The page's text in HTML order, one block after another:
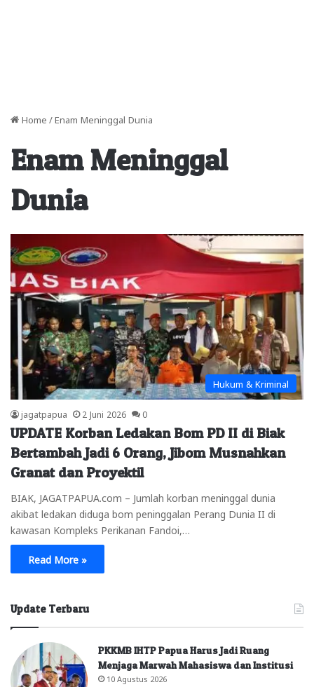
Home / Enam Meninggal Dunia
Enam Meninggal
Dunia
Hukum & Kriminal
jagatpapua 2 Juni 2026 0
UPDATE Korban Ledakan Bom PD II di Biak
Bertambah Jadi 6 Orang, Jibom Musnahkan
Granat dan Proyektil
BIAK, JAGATPAPUA.com – Jumlah korban meninggal dunia
akibat ledakan diduga bom peninggalan Perang Dunia II di
kawasan Kompleks Perikanan Fandoi,…
Read More »
Update Terbaru
PKKMB IHTP Papua Harus Jadi Ruang
Menjaga Marwah Mahasiswa dan Institusi
10 Agustus 2026